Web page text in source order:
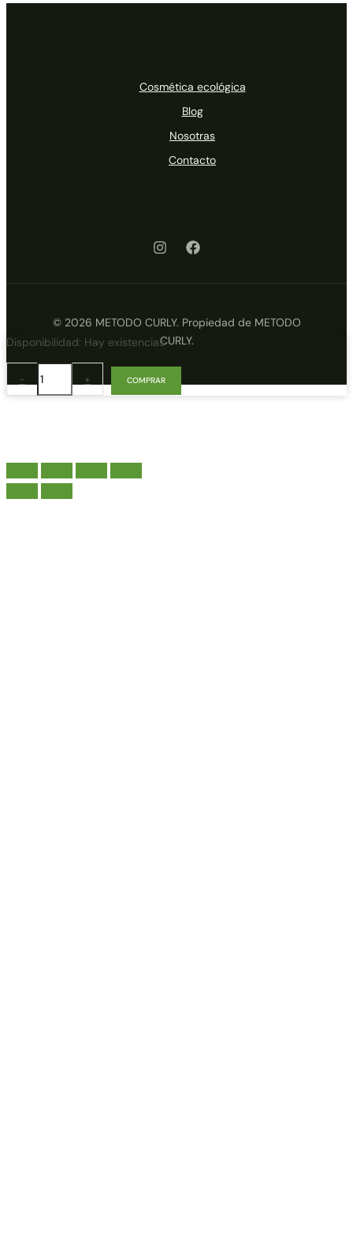
Cosmética ecológica
Blog
Nosotras
Contacto
© 2026 METODO CURLY. Propiedad de METODO
CURLY.
Disponibilidad: Hay existencias
-
Innersense
I
create
Volume
+ COMPRAR